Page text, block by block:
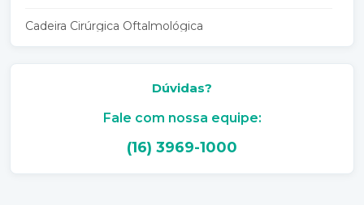
Cadeira Cirúrgica Oftalmológica
Cadeira Dermatológica
Cadeira Dermatológica Elétrica
Dúvidas?
Fale com nossa equipe:
(16) 3969-1000